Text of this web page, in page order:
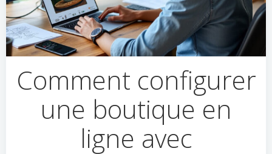
Comment configurer
une boutique en
ligne avec